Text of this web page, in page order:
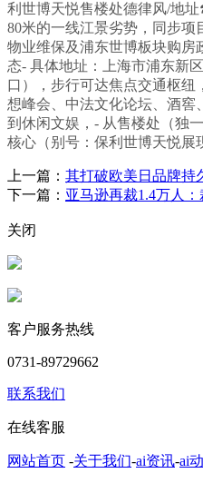
利世博天悦售楼处德律风/地
80米的一线江景劣势，同步项
物业维保及浦东世博板块购房
态- 具体地址：上海市浦东新
口），步行可达焦点交通枢纽
想峰会、中法文化论坛、酒窖
到休闲文娱，- 从售楼处（独
核心（别号：保利世博天悦展
上一篇： 其打破欧美日品牌持
下一篇： 亚马逊再裁1.4万人
关闭
客户服务热线
0731-89729662
联系我们
在线客服
网站首页 -关于我们-ai资讯-ai